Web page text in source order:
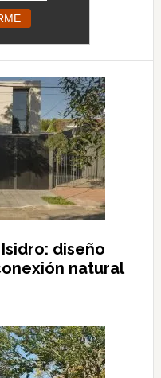
diseño
natural